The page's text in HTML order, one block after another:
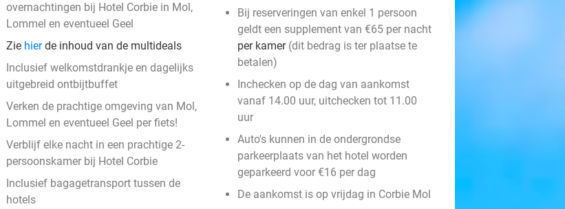
overnachtingen bij Hotel Corbie in Mol,
Lommel en eventueel Geel
Zie hierde inhoud van de multideals
Inclusief welkomstdrankje en dagelijks
uitgebreid ontbijtbuffet
Verken de prachtige omgeving van Mol,
Lommel en eventueel Geel per fiets!
Verblijf elke nacht in een prachtige 2-
persoonskamer bij Hotel Corbie
Inclusief bagagetransport tussen de
hotels
Bij reserveringen van enkel 1 persoon
geldt een supplement van €65 per nacht
per kamer(dit bedrag is ter plaatse te
betalen)
Inchecken op de dag van aankomst
vanaf 14.00 uur, uitchecken tot 11.00
uur
Auto's kunnen in de ondergrondse
parkeerplaats van het hotel worden
geparkeerd voor €16 per dag
De aankomst is op vrijdag in Corbie Mol